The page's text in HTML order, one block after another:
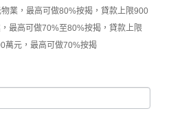
業，最高可做80%按揭，貸款上限900
最高可做70%至80%按揭，貸款上限
萬元，最高可做70%按揭